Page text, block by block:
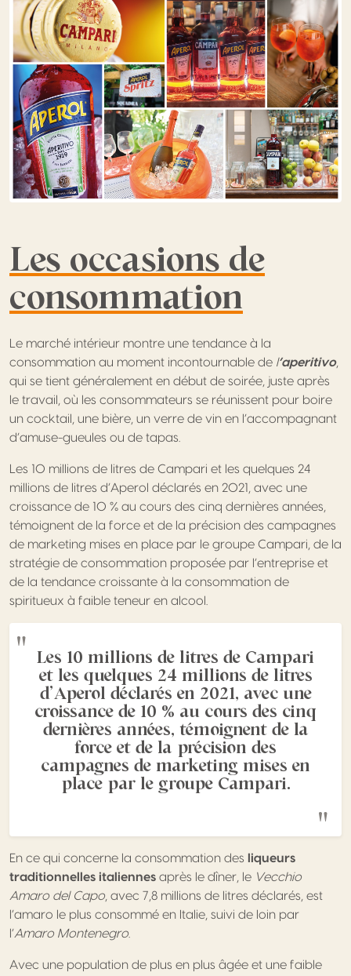
Les occasions de
consommation
Le marché intérieur montre une tendance à la
consommation au moment incontournable de l‘aperitivo,
qui se tient généralement en début de soirée, juste après
le travail, où les consommateurs se réunissent pour boire
un cocktail, une bière, un verre de vin en l’accompagnant
d’amuse-gueules ou de tapas.
Les 10 millions de litres de Campari et les quelques 24
millions de litres d’Aperol déclarés en 2021, avec une
croissance de 10 % au cours des cinq dernières années,
témoignent de la force et de la précision des campagnes
de marketing mises en place par le groupe Campari, de la
stratégie de consommation proposée par l’entreprise et
de la tendance croissante à la consommation de
spiritueux à faible teneur en alcool.
Les 10 millions de litres de Campari
et les quelques 24 millions de litres
d’Aperol déclarés en 2021, avec une
croissance de 10 % au cours des cinq
dernières années, témoignent de la
force et de la précision des
campagnes de marketing mises en
place par le groupe Campari.
En ce qui concerne la consommation des
liqueurs
traditionnelles italiennes après le dîner, le Vecchio
Amaro del Capo , avec 7,8 millions de litres déclarés, est
l’amaro le plus consommé en Italie, suivi de loin par
l’Amaro Montenegro
Avec une population de plus en plus âgée et une faible